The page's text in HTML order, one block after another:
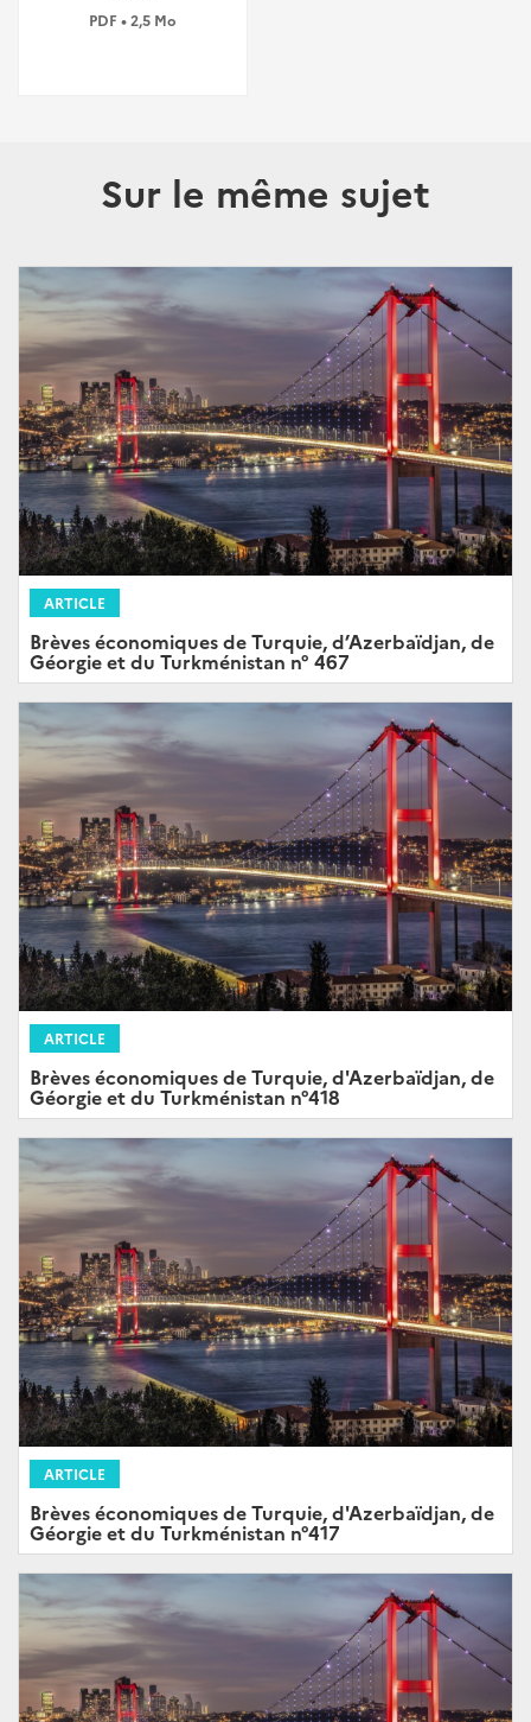
PDF • 2,5 Mo
Sur le même sujet
ARTICLE
Brèves économiques de Turquie, d’Azerbaïdjan, de
Géorgie et du Turkménistan n° 467
ARTICLE
Brèves économiques de Turquie, d'Azerbaïdjan, de
Géorgie et du Turkménistan n°418
ARTICLE
Brèves économiques de Turquie, d'Azerbaïdjan, de
Géorgie et du Turkménistan n°417